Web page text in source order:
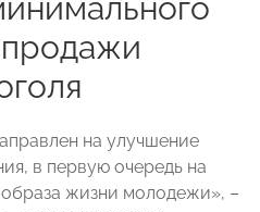
продажи
на улучшение
в первую очередь на
жизни молодежи», –